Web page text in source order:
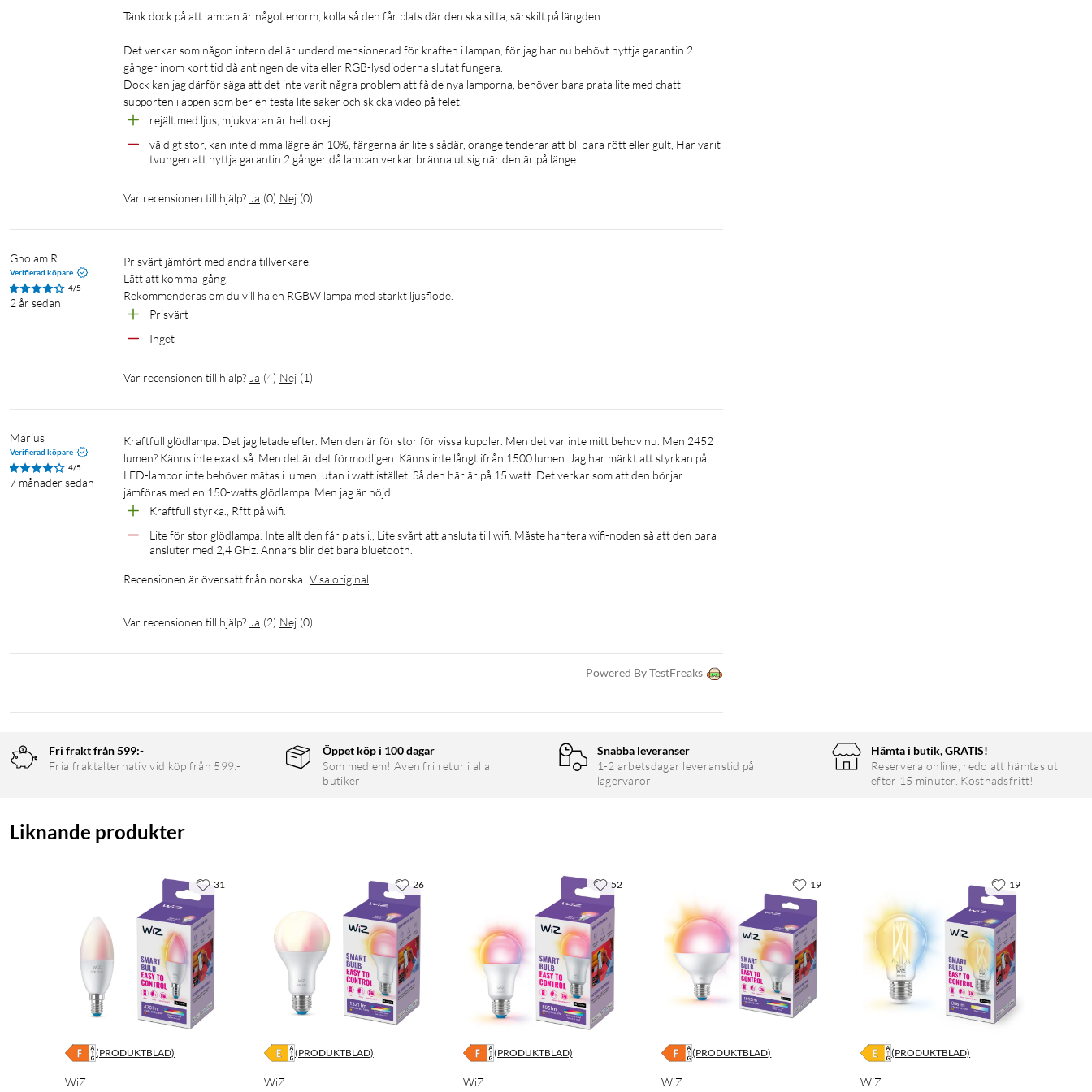
Få tillgång till de smarta funktionerna direkt genom att ansluta WiZ-lampan till ditt Wi-Fi-nätverk. Styr belysningen när du inte är
hemma genom att schemalägga lamporna så att de tänds och släcks automatiskt. Du behöver inte installera extra produkter!
Miljontals färger och växlande ljuslägen gör dig glad
Välj vilken ljusfärg du vill eller använda ett dynamiskt ljusläge som vi har designat åt dig. Eldstad eller Ocean skapar till exempel
Välj allt från energigivande kallvitt ljus, till mjukt varmvitt, eller välj något av de förinställda lägena som Fokus och Avslappning för
Styr den smarta belysningen som du vill
Med WiZ kan du styra den smarta belysningen på flera sätt. Justera lamporna med din smartphone, röst, WiZ-fjärrkontrollen
eller genom att använda den befintliga väggbrytaren för att växla mellan två favoritlägen. Fungerar med Google Home, Alexa och
Höjd: 16,3 cm
Bredd: 8,3 cm
Nominell livslängd: 15 000 timmar
Antal tändcykler: 50 000
Färgkonsekvens: 6SDCM
Färgåtergivningsindex: 90
Färgtemperatur: 2200-6500 K
Nominellt ljusflöde: 2452 lm
Wattmotsvarighet: 150 W
Energieffektivitetsetikett: E
Tänk dock på att lampan är något enorm, kolla så den får plats där den ska sitta, särskilt på längden.
Det verkar som någon intern del är underdimensionerad för kraften i lampan, för jag har nu behövt nyttja garantin 2
gånger inom kort tid då antingen de vita eller RGB-lysdioderna slutat fungera.
Dock kan jag därför säga att det inte varit några problem att få de nya lamporna, behöver bara prata lite med chatt-
supporten i appen som ber en testa lite saker och skicka video på felet.
rejält med ljus, mjukvaran är helt okej
väldigt stor, kan inte dimma lägre än 10%, färgerna är lite sisådär, orange tenderar att bli bara rött eller gult, Har varit
tvungen att nyttja garantin 2 gånger då lampan verkar bränna ut sig när den är på länge
Var recensionen till hjälp? Ja (0) Nej (0)
Gholam R
Verifierad köpare
4/5
2 år sedan
Prisvärt jämfört med andra tillverkare.
Lätt att komma igång.
Prisvärt
Inget
Var recensionen till hjälp? Ja (4) Nej (1)
Marius
Verifierad köpare
4/5
7 månader sedan
Kraftfull glödlampa. Det jag letade efter. Men den är för stor för vissa kupoler. Men det var inte mitt behov nu. Men 2452
lumen? Känns inte exakt så. Men det är det förmodligen. Känns inte långt ifrån 1500 lumen. Jag har märkt att styrkan på
LED-lampor inte behöver mätas i lumen, utan i watt istället. Så den här är på 15 watt. Det verkar som att den börjar
jämföras med en 150-watts glödlampa. Men jag är nöjd.
Kraftfull styrka., Rftt på wifi.
Lite för stor glödlampa. Inte allt den får plats i., Lite svårt att ansluta till wifi. Måste hantera wifi-noden så att den bara
ansluter med 2,4 GHz. Annars blir det bara bluetooth.
Recensionen är översatt från norska Visa original
Var recensionen till hjälp? Ja (2) Nej (0)
Powered By TestFreaks
Fri frakt från 599:-
Fria fraktalternativ vid köp från 599:-
Öppet köp i 100 dagar
Som medlem! Även fri retur i alla
butiker
Snabba leveranser
1-2 arbetsdagar leveranstid på
lagervaror
Hämta i butik, GRATIS!
Reservera online, redo att hämtas ut
efter 15 minuter. Kostnadsfritt!
Liknande produkter
(PRODUKTBLAD)
WiZ
31
(PRODUKTBLAD)
WiZ
26
(PRODUKTBLAD)
WiZ
52
(PRODUKTBLAD)
WiZ
19
(PRODUKTBLAD)
WiZ
19